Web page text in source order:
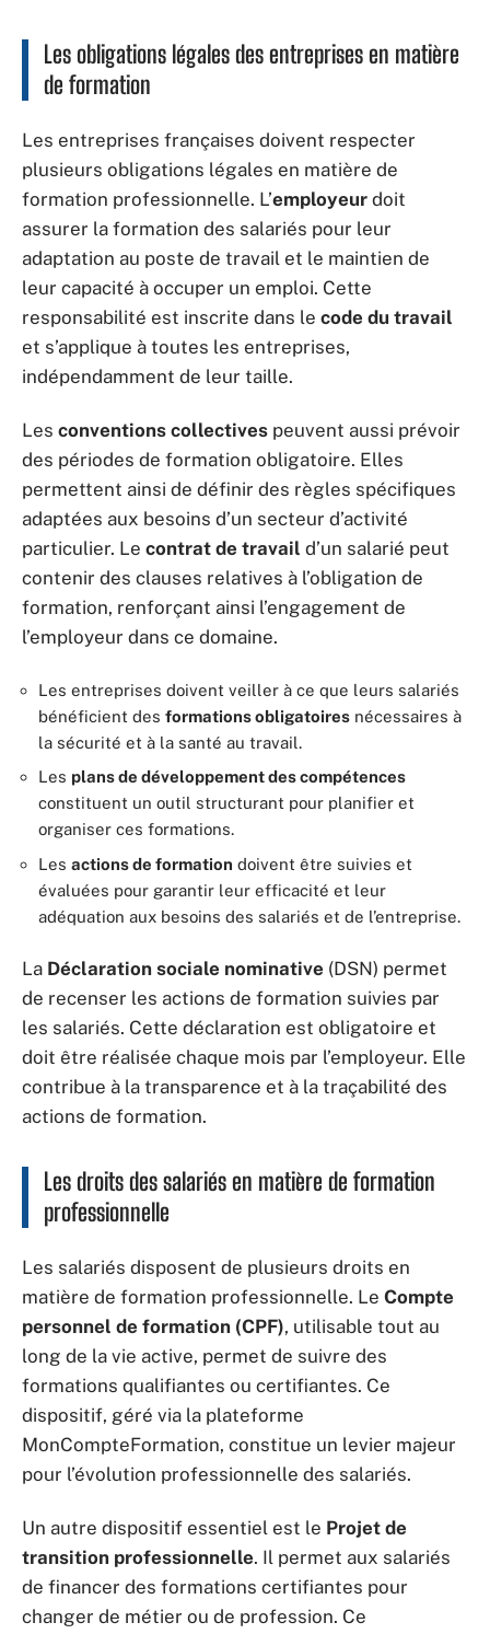
Les obligations légales des entreprises en matière
de formation
Les entreprises françaises doivent respecter
plusieurs obligations légales en matière de
formation professionnelle. L’employeur doit
assurer la formation des salariés pour leur
adaptation au poste de travail et le maintien de
leur capacité à occuper un emploi. Cette
responsabilité est inscrite dans le code du travail
et s’applique à toutes les entreprises,
indépendamment de leur taille.
Les conventions collectives peuvent aussi prévoir
des périodes de formation obligatoire. Elles
permettent ainsi de définir des règles spécifiques
adaptées aux besoins d’un secteur d’activité
particulier. Le contrat de travail d’un salarié peut
contenir des clauses relatives à l’obligation de
formation, renforçant ainsi l’engagement de
l’employeur dans ce domaine.
Les entreprises doivent veiller à ce que leurs salariés
bénéficient des formations obligatoires nécessaires à
la sécurité et à la santé au travail.
Les plans de développement des compétences
constituent un outil structurant pour planifier et
organiser ces formations.
Les actions de formation doivent être suivies et
évaluées pour garantir leur efficacité et leur
adéquation aux besoins des salariés et de l’entreprise.
La Déclaration sociale nominative (DSN) permet
de recenser les actions de formation suivies par
les salariés. Cette déclaration est obligatoire et
doit être réalisée chaque mois par l’employeur. Elle
contribue à la transparence et à la traçabilité des
actions de formation.
Les droits des salariés en matière de formation
professionnelle
Les salariés disposent de plusieurs droits en
matière de formation professionnelle. Le Compte
personnel de formation (CPF), utilisable tout au
long de la vie active, permet de suivre des
formations qualifiantes ou certifiantes. Ce
dispositif, géré via la plateforme
MonCompteFormation, constitue un levier majeur
pour l’évolution professionnelle des salariés.
Un autre dispositif essentiel est le Projet de
transition professionnelle. Il permet aux salariés
de financer des formations certifiantes pour
changer de métier ou de profession. Ce